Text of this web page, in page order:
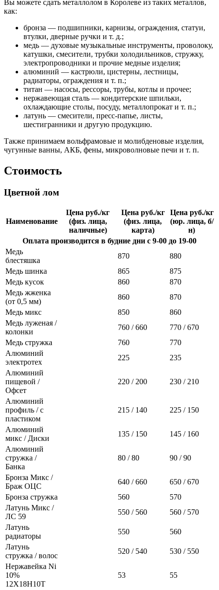
Вы можете сдать металлолом в Королеве из таких металлов,
как:
бронза — подшипники, карнизы, ограждения, статуи,
втулки, дверные ручки и т. д.;
медь — духовые музыкальные инструменты, проволоку,
катушки, смесители, трубки холодильников, стружку,
электропроводники и прочие медные изделия;
алюминий — кастрюли, цистерны, лестницы,
радиаторы, ограждения и т. п.;
титан — насосы, рессоры, трубы, котлы и прочее;
нержавеющая сталь — кондитерские шпильки,
охлаждающие столы, посуду, металлопрокат и т. п.;
латунь — смесители, пресс-папье, листы,
шестигранники и другую продукцию.
Также принимаем вольфрамовые и молибденовые изделия,
чугунные ванны, АКБ, фены, микроволновые печи и т. п.
Стоимость
Цветной лом
Наименование
Цена руб./кг
(физ. лица,
наличные)
Цена руб./кг
(физ. лица,
карта)
Цена руб./кг
(юр. лица, б/
н)
Оплата производится в будние дни с 9-00 до 19-00
Медь
блестяшка
870
880
Медь шинка
865
875
Медь кусок
860
870
Медь жженка
(от 0,5 мм)
860
870
Медь микс
850
860
Медь луженая /
колонки
760 / 660
770 / 670
Медь стружка
760
770
Алюминий
электротех
225
235
Алюминий
пищевой /
Офсет
220 / 200 230 / 210
Алюминий
профиль / с
пластиком
215 / 140 225 / 150
Алюминий
микс / Диски
135 / 150
145 / 160
Алюминий
стружка /
Банка
80 / 80 90 / 90
Бронза Микс /
Браж ОЦС
640 / 660
650 / 670
Бронза стружка
560
570
Латунь Микс /
ЛС 59
550 / 560
560 / 570
Латунь
радиаторы
550
560
Латунь
стружка / волос
520 / 540
530 / 550
Нержавейка Ni
10%
12Х18Н10Т
53 55